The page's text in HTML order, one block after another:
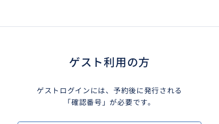
ゲスト利用の方
ゲストログインには、予約後に発行される
「確認番号」が必要です。